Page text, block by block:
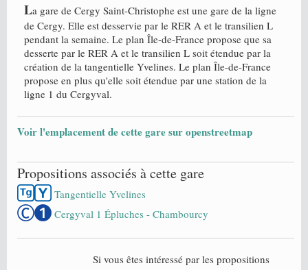
La gare de Cergy Saint-Christophe est une gare de la ligne
de Cergy. Elle est desservie par le RER A et le transilien L
pendant la semaine. Le plan Île-de-France propose que sa
desserte par le RER A et le transilien L soit étendue par la
création de la tangentielle Yvelines. Le plan Île-de-France
propose en plus qu'elle soit étendue par une station de la
ligne 1 du Cergyval.
Voir l'emplacement de cette gare sur openstreetmap
Propositions associés à cette gare
Tangentielle Yvelines
Cergyval 1 Épluches - Chambourcy
Si vous êtes intéressé par les propositions